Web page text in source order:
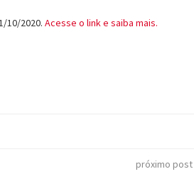
10/2020. Acesse o link e saiba mais.
próximo post